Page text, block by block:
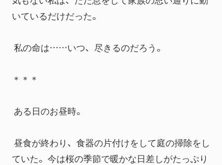
いているだけだった。
私の命は……いつ、尽きるのだろう。
＊＊＊
ある日のお昼時。
昼食が終わり、食器の片付けをして庭の掃除をし
ていた。今は桜の季節で暖かな日差しがたっぷり